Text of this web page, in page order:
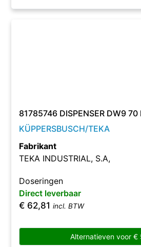
81785746 DISPENSER DW9 70
KÜPPERSBUSCH/TEKA
Fabrikant
TEKA INDUSTRIAL, S.A,
Doseringen
Direct leverbaar
€ 62,81 incl. BTW
Alternatieven voor €